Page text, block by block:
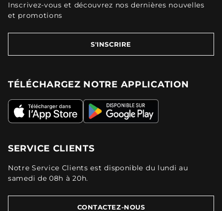
Inscrivez-vous et découvrez nos dernières nouvelles
et promotions
S'INSCRIRE
TÉLÉCHARGEZ NOTRE APPLICATION
SERVICE CLIENTS
Notre Service Clients est disponible du lundi au
samedi de 08h à 20h.
CONTACTEZ-NOUS